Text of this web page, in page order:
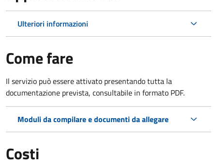
Ulteriori informazioni
Come fare
Il servizio può essere attivato presentando tutta la
documentazione prevista, consultabile in formato PDF.
Moduli da compilare e documenti da allegare
Costi